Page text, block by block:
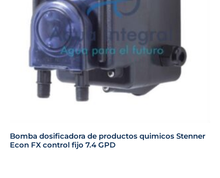
Bomba dosificadora de productos quimicos Stenner
Econ FX control fijo 7.4 GPD